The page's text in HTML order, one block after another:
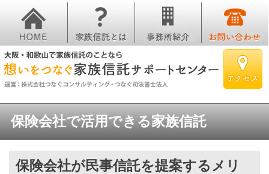
保険会社で活用できる家族信託
保険会社が民事信託を提案するメリ